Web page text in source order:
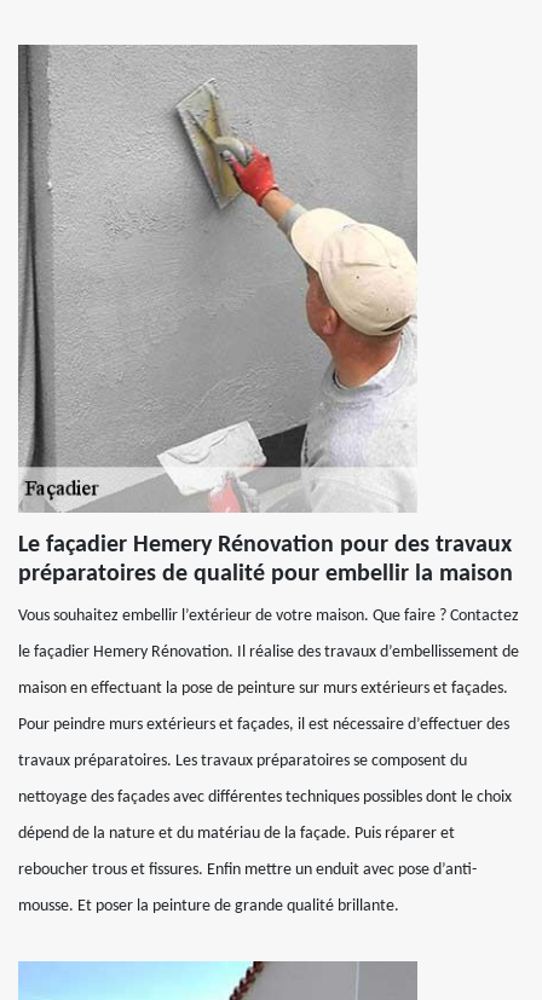
Le façadier Hemery Rénovation pour des travaux
préparatoires de qualité pour embellir la maison
Vous souhaitez embellir l’extérieur de votre maison. Que faire ? Contactez
le façadier Hemery Rénovation. Il réalise des travaux d’embellissement de
maison en effectuant la pose de peinture sur murs extérieurs et façades.
Pour peindre murs extérieurs et façades, il est nécessaire d’effectuer des
travaux préparatoires. Les travaux préparatoires se composent du
nettoyage des façades avec différentes techniques possibles dont le choix
dépend de la nature et du matériau de la façade. Puis réparer et
reboucher trous et fissures. Enfin mettre un enduit avec pose d’anti-
mousse. Et poser la peinture de grande qualité brillante.